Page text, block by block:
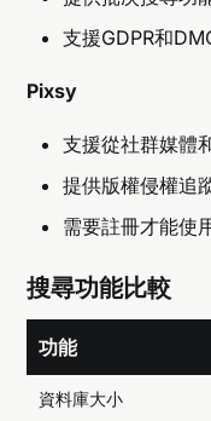
支援GDPR和
Pixsy
支援從社群媒體
提供版權侵權追
需要註冊才能使
搜尋功能比較
功能
資料庫大小